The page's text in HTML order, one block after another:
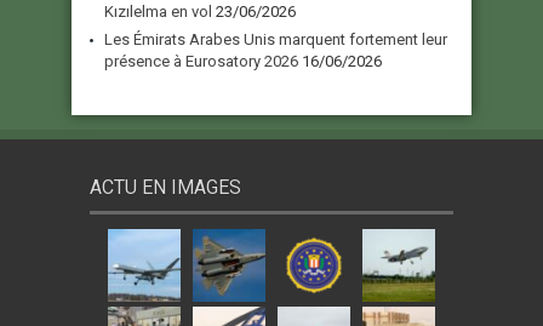
Kızılelma en vol 23/06/2026
Les Émirats Arabes Unis marquent fortement leur
présence à Eurosatory 2026 16/06/2026
ACTU EN IMAGES